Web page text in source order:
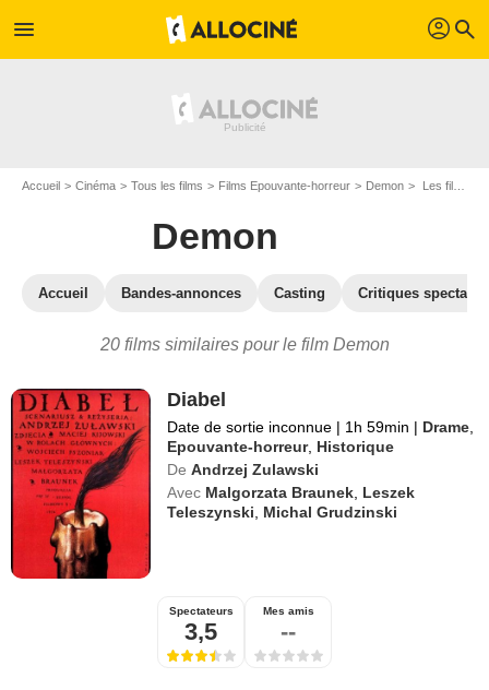
menu profil search
Accueil Cinéma Tous les films Films Epouvante-horreur Demon Les films similaires à "Demon"
Demon
Accueil Bandes-annonces Casting Critiques
20 films similaires pour le film Demon
Diabel
Date de sortie inconnue | 1h 59min | Drame
Epouvante-horreur, Historique
De Andrzej Zulawski
Avec Malgorzata Braunek Leszek
Teleszynski
Michal Grudzinski
Spectateurs
3,5
Mes amis
--